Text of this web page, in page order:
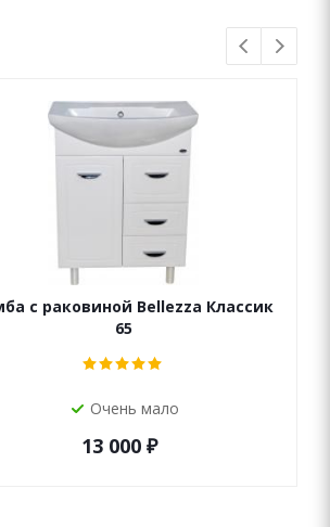
с раковиной Bellezza Классик
65
Очень мало
13 000 ₽